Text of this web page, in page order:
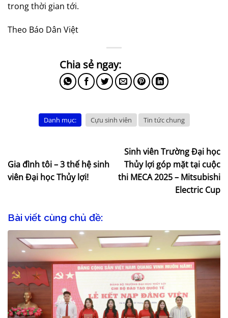
trong thời gian tới.
Theo Báo Dân Việt
Danh mục: Cựu sinh viên Tin tức chung
Gia đình tôi – 3 thế hệ sinh
viên Đại học Thủy lợi!
Sinh viên Trường Đại học
Thủy lợi góp mặt tại cuộc
thi MECA 2025 – Mitsubishi
Electric Cup
Bài viết cùng chủ đề: